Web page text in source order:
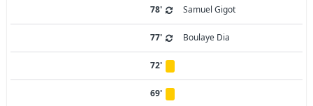
78' Samuel Gigot
77' Boulaye Dia
72'
69'